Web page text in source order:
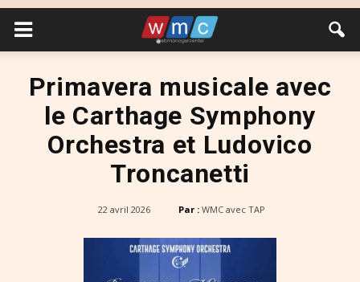
Primavera musicale avec
le Carthage Symphony
Orchestra et Ludovico
Troncanetti
22 avril 2026 Par : WMC avec TAP